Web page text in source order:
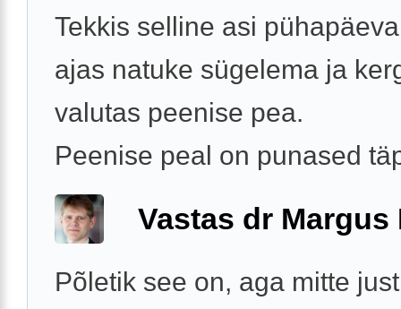
Tekkis selline asi
ajas natuke sügelema ja
valutas peenise pea.
Peenise peal on punased
Vastas dr Margus
Põletik see on, aga mitte